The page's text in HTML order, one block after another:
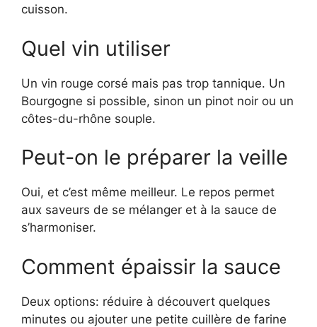
cuisson.
Quel vin utiliser
Un vin rouge corsé mais pas trop tannique. Un
Bourgogne si possible, sinon un pinot noir ou un
côtes-du-rhône souple.
Peut-on le préparer la veille
Oui, et c’est même meilleur. Le repos permet
aux saveurs de se mélanger et à la sauce de
s’harmoniser.
Comment épaissir la sauce
Deux options: réduire à découvert quelques
minutes ou ajouter une petite cuillère de farine